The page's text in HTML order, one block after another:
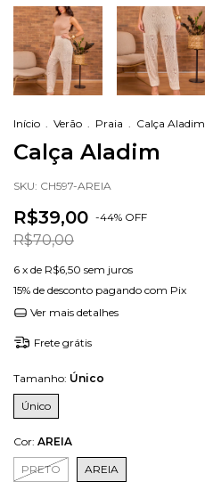
Início . Verão . Praia . Calça Aladim
Calça Aladim
SKU: CH597-AREIA
R$39,00 -44% OFF
R$70,00
6 x de R$6,50 sem juros
15% de desconto pagando com Pix
Ver mais detalhes
Frete grátis
Tamanho: Único
Único
Cor: AREIA
PRETO AREIA